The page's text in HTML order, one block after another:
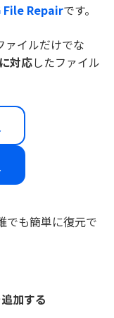
File Repairです。
ァイルだけでな
対応したファイル
でも簡単に復元で
加する